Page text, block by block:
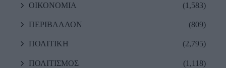
ΟΙΚΟΝΟΜΙΑ (1,583)
ΠΕΡΙΒΑΛΛΟΝ (809)
ΠΟΛΙΤΙΚΗ (2,795)
ΠΟΛΙΤΙΣΜΟΣ (1,118)